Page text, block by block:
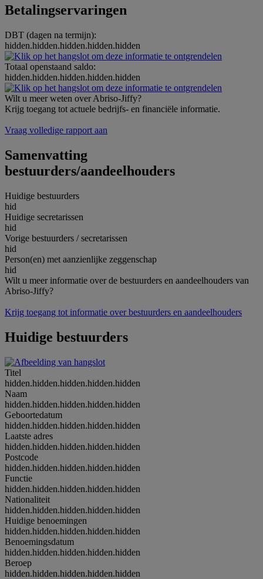
Betalingservaringen
DBT (dagen na termijn):
hidden.hidden.hidden.hidden.hidden
Totaal openstaand saldo:
hidden.hidden.hidden.hidden.hidden
Wilt u meer weten over Abriso-Jiffy?
Krijg toegang tot actuele bedrijfs- en financiële informatie.
Vraag volledige rapport aan
Samenvatting
bestuurders/aandeelhouders
Huidige bestuurders
hid
Huidige secretarissen
hid
Vorige bestuurders / secretarissen
hid
Person(en) met aanzienlijke zeggenschap
hid
Wilt u meer informatie over de bestuurders en aandeelhouders van
Abriso-Jiffy?
Krijg toegang tot informatie over bestuurders en aandeelhouders
Huidige bestuurders
Titel
hidden.hidden.hidden.hidden.hidden
Naam
hidden.hidden.hidden.hidden.hidden
Geboortedatum
hidden.hidden.hidden.hidden.hidden
Laatste adres
hidden.hidden.hidden.hidden.hidden
Postcode
hidden.hidden.hidden.hidden.hidden
Functie
hidden.hidden.hidden.hidden.hidden
Nationaliteit
hidden.hidden.hidden.hidden.hidden
Huidige benoemingen
hidden.hidden.hidden.hidden.hidden
Benoemingsdatum
hidden.hidden.hidden.hidden.hidden
Beroep
hidden.hidden.hidden.hidden.hidden